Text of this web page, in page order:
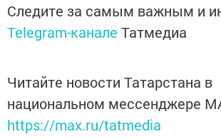
Следите за самым важным и
Telegram-канале Татмедиа
Читайте новости Татарстана в
национальном мессенджере
https://max.ru/tatmedia